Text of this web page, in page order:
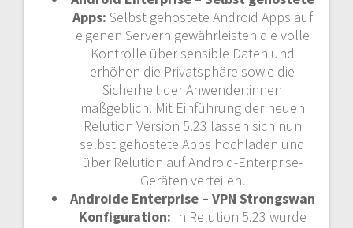
Apps: Selbst gehostete Android Apps auf
eigenen Servern gewährleisten die volle
Kontrolle über sensible Daten und
erhöhen die Privatsphäre sowie die
Sicherheit der Anwender:innen
maßgeblich. Mit Einführung der neuen
Relution Version 5.23 lassen sich nun
selbst gehostete Apps hochladen und
über Relution auf Android-Enterprise-
Geräten verteilen.
Androide Enterprise – VPN Strongswan
Konfiguration: In Relution 5.23 wurde